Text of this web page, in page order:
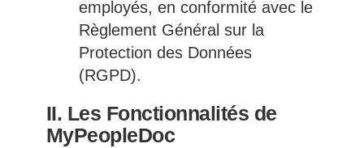
employés, en conformité avec le
Règlement Général sur la
Protection des Données
(RGPD).
II. Les Fonctionnalités de
MyPeopleDoc